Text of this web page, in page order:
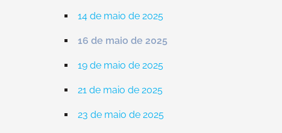
14 de maio de 2025
16 de maio de 2025
19 de maio de 2025
21 de maio de 2025
23 de maio de 2025